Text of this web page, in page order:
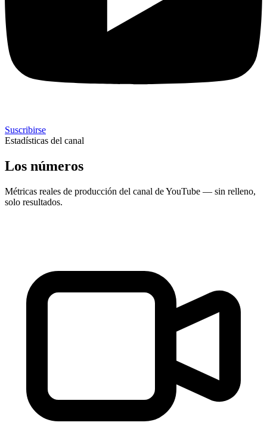
Suscribirse
Estadísticas del canal
Los números
Métricas reales de producción del canal de YouTube — sin relleno,
solo resultados.